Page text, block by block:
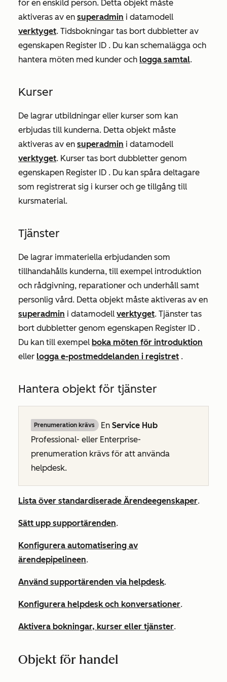
för en enskild person. Detta objekt måste
aktiveras av en superadmin i datamodell
verktyget. Tidsbokningar tas bort dubbletter av
egenskapen Register ID . Du kan schemalägga och
hantera möten med kunder och logga samtal.
Kurser
De lagrar utbildningar eller kurser som kan
erbjudas till kunderna. Detta objekt måste
aktiveras av en superadmin i datamodell
verktyget. Kurser tas bort dubbletter genom
egenskapen Register ID . Du kan spåra deltagare
som registrerat sig i kurser och ge tillgång till
kursmaterial.
Tjänster
De lagrar immateriella erbjudanden som
tillhandahålls kunderna, till exempel introduktion
och rådgivning, reparationer och underhåll samt
personlig vård. Detta objekt måste aktiveras av en
superadmin i datamodell verktyget. Tjänster tas
bort dubbletter genom egenskapen Register ID .
Du kan till exempel boka möten för introduktion
eller logga e-postmeddelanden i registret .
Hantera objekt för tjänster
Prenumeration krävs En Service Hub
Professional- eller Enterprise-
prenumeration krävs för att använda
helpdesk.
Lista över standardiserade Ärendeegenskaper.
Sätt upp supportärenden.
Konfigurera automatisering av
ärendepipelineen.
Använd supportärenden via helpdesk.
Konfigurera helpdesk och konversationer.
Aktivera bokningar, kurser eller tjänster.
Objekt för handel